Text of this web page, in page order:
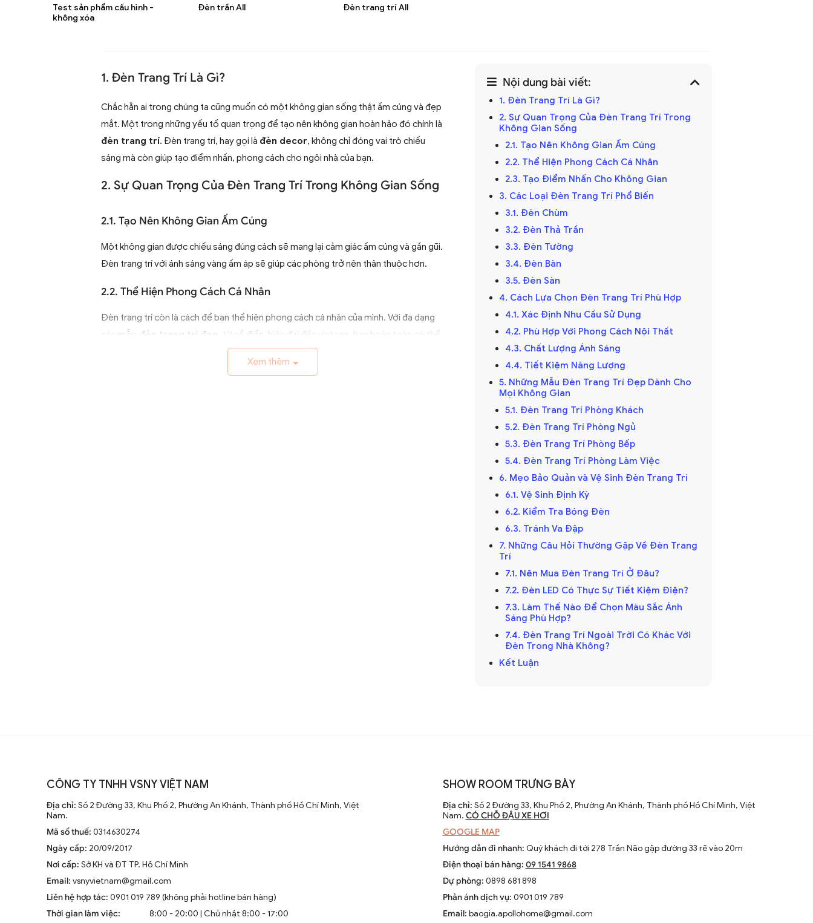
Test sản phẩm cấu hình -
không xóa
Đèn trần All
Đèn trang trí All
1. Đèn Trang Trí Là Gì?
Chắc hẳn ai trong chúng ta cũng muốn có một không gian sống thật ấm cúng và đẹp
mắt. Một trong những yếu tố quan trọng để tạo nên không gian hoàn hảo đó chính là
đèn trang trí. Đèn trang trí, hay gọi là đèn decor, không chỉ đóng vai trò chiếu
sáng mà còn giúp tạo điểm nhấn, phong cách cho ngôi nhà của bạn.
2. Sự Quan Trọng Của Đèn Trang Trí Trong Không Gian Sống
2.1. Tạo Nên Không Gian Ấm Cúng
Một không gian được chiếu sáng đúng cách sẽ mang lại cảm giác ấm cúng và gần gũi.
Đèn trang trí với ánh sáng vàng ấm áp sẽ giúp các phòng trở nên thân thuộc hơn.
2.2. Thể Hiện Phong Cách Cá Nhân
Đèn trang trí còn là cách để bạn thể hiện phong cách cá nhân của mình. Với đa dạng
các
mẫu đèn trang trí đẹp
, từ cổ điển, hiện đại đến vintage, bạn hoàn toàn có thể
chọn lựa để phù hợp với sở thích và phong cách riêng của mình.
2.3. Tạo Điểm Nhấn Cho Không Gian
3.4. Đèn Bàn
làm việc của bạn.
3.5. Đèn Sàn
Đèn sàn là loại đèn đứng, thường được bố trí ở các góc phòng để tạo ánh sáng cục
Xem thêm
Nội dung bài viết:
1. Đèn Trang Trí Là Gì?
2. Sự Quan Trọng Của Đèn Trang Trí Trong
Không Gian Sống
2.1. Tạo Nên Không Gian Ấm Cúng
2.2. Thể Hiện Phong Cách Cá Nhân
2.3. Tạo Điểm Nhấn Cho Không Gian
3. Các Loại Đèn Trang Trí Phổ Biến
3.1. Đèn Chùm
3.2. Đèn Thả Trần
3.3. Đèn Tường
3.4. Đèn Bàn
3.5. Đèn Sàn
4. Cách Lựa Chọn Đèn Trang Trí Phù Hợp
4.1. Xác Định Nhu Cầu Sử Dụng
4.2. Phù Hợp Với Phong Cách Nội Thất
4.3. Chất Lượng Ánh Sáng
4.4. Tiết Kiệm Năng Lượng
5. Những Mẫu Đèn Trang Trí Đẹp Dành Cho
Mọi Không Gian
5.1. Đèn Trang Trí Phòng Khách
5.2. Đèn Trang Trí Phòng Ngủ
5.3. Đèn Trang Trí Phòng Bếp
5.4. Đèn Trang Trí Phòng Làm Việc
6. Mẹo Bảo Quản và Vệ Sinh Đèn Trang Trí
6.1. Vệ Sinh Định Kỳ
6.2. Kiểm Tra Bóng Đèn
6.3. Tránh Va Đập
7. Những Câu Hỏi Thường Gặp Về Đèn Trang
Trí
7.1. Nên Mua Đèn Trang Trí Ở Đâu?
7.2. Đèn LED Có Thực Sự Tiết Kiệm Điện?
7.3. Làm Thế Nào Để Chọn Màu Sắc Ánh
Sáng Phù Hợp?
7.4. Đèn Trang Trí Ngoài Trời Có Khác Với
Đèn Trong Nhà Không?
Kết Luận
CÔNG TY TNHH VSNY VIỆT NAM
Địa chỉ: Số 2 Đường 33, Khu Phố 2, Phường An Khánh, Thành phố Hồ Chí Minh, Việt
Nam.
Mã số thuế: 0314630274
Ngày cấp: 20/09/2017
Nơi cấp: Sở KH và ĐT TP. Hồ Chí Minh
Email: vsnyvietnam@gmail.com
Liên hệ hợp tác: 0901 019 789 (không phải hotline bán hàng)
Thời gian làm việc:
8:00 - 20:00 | Chủ nhật 8:00 - 17:00
SHOW ROOM TRƯNG BÀY
Địa chỉ: Số 2 Đường 33, Khu Phố 2, Phường An Khánh, Thành phố Hồ Chí Minh, Việt
Nam. CÓ CHỖ ĐẬU XE HƠI
GOOGLE MAP
Hướng dẫn đi nhanh: Quý khách đi tới 278 Trần Não gặp đường 33 rẽ vào 20m
Điện thoại bán hàng: 09 1541 9868
Dự phòng: 0898 681 898
Phản ánh dịch vụ: 0901 019 789
Email: baogia.apollohome@gmail.com